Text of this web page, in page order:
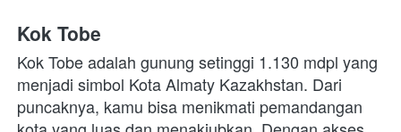
Kok Tobe
Kok Tobe adalah gunung setinggi 1.130 mdpl yang
menjadi simbol Kota Almaty Kazakhstan. Dari
puncaknya, kamu bisa menikmati pemandangan